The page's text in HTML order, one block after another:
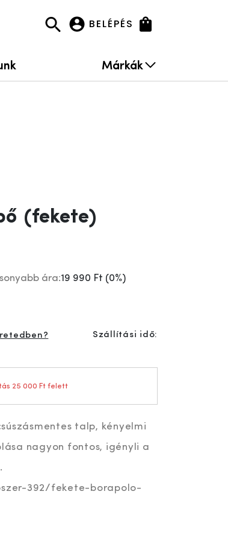
BELÉPÉS
Márkák
(fekete)
ára:19 990 Ft (0%)
Szállítási idő:
25 000 Ft felett
talp, kényelmi
nagyon fontos, igényli a
392/fekete-borapolo-